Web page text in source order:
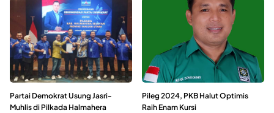
Partai Demokrat Usung Jasri-
Muhlis di Pilkada Halmahera
Pileg 2024, PKB Halut Optimis
Raih Enam Kursi